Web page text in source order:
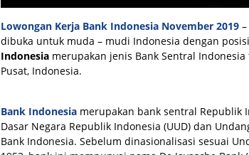
Lowongan Kerja Bank Indonesia November 2019
dibuka untuk muda – mudi Indonesia dengan
Indonesia merupakan jenis Bank Sentral
Pusat, Indonesia.
Bank Indonesia merupakan bank sentral Republik
Dasar Negara Republik Indonesia (UUD) dan
Bank Indonesia. Sebelum dinasionalisasi sesuai